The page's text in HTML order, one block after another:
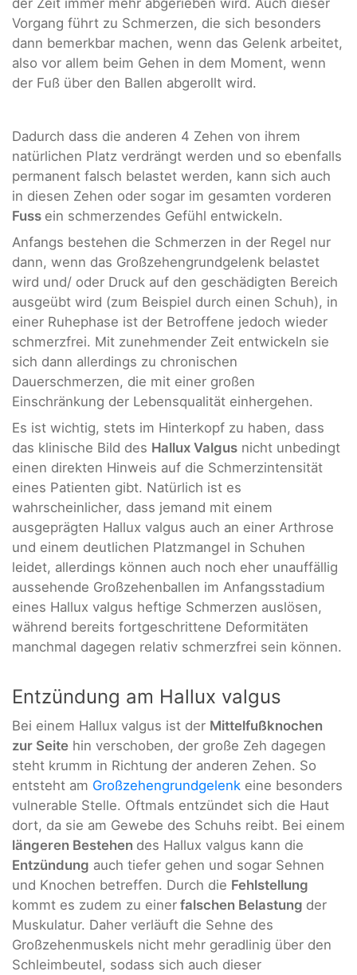
Vorgang führt zu Schmerzen, die sich besonders
dann bemerkbar machen, wenn das Gelenk arbeitet,
also vor allem beim Gehen in dem Moment, wenn
der Fuß über den Ballen abgerollt wird.
Dadurch dass die anderen 4 Zehen von ihrem
natürlichen Platz verdrängt werden und so ebenfalls
permanent falsch belastet werden, kann sich auch
in diesen Zehen oder sogar im gesamten vorderen
Fuss ein schmerzendes Gefühl entwickeln.
Anfangs bestehen die Schmerzen in der Regel nur
dann, wenn das Großzehengrundgelenk belastet
wird und/ oder Druck auf den geschädigten Bereich
ausgeübt wird (zum Beispiel durch einen Schuh), in
einer Ruhephase ist der Betroffene jedoch wieder
schmerzfrei. Mit zunehmender Zeit entwickeln sie
sich dann allerdings zu chronischen
Dauerschmerzen, die mit einer großen
Einschränkung der Lebensqualität einhergehen.
Es ist wichtig, stets im Hinterkopf zu haben, dass
das klinische Bild des Hallux Valgus nicht unbedingt
einen direkten Hinweis auf die Schmerzintensität
eines Patienten gibt. Natürlich ist es
wahrscheinlicher, dass jemand mit einem
ausgeprägten Hallux valgus auch an einer Arthrose
und einem deutlichen Platzmangel in Schuhen
leidet, allerdings können auch noch eher unauffällig
aussehende Großzehenballen im Anfangsstadium
eines Hallux valgus heftige Schmerzen auslösen,
während bereits fortgeschrittene Deformitäten
manchmal dagegen relativ schmerzfrei sein können.
Entzündung am Hallux valgus
Bei einem Hallux valgus ist der Mittelfußknochen
zur Seite hin verschoben, der große Zeh dagegen
steht krumm in Richtung der anderen Zehen. So
entsteht am Großzehengrundgelenk eine besonders
vulnerable Stelle. Oftmals entzündet sich die Haut
dort, da sie am Gewebe des Schuhs reibt. Bei einem
längeren Bestehen des Hallux valgus kann die
Entzündung auch tiefer gehen und sogar Sehnen
und Knochen betreffen. Durch die Fehlstellung
kommt es zudem zu einer falschen Belastung der
Muskulatur. Daher verläuft die Sehne des
Großzehenmuskels nicht mehr geradlinig über den
Schleimbeutel, sodass sich auch dieser